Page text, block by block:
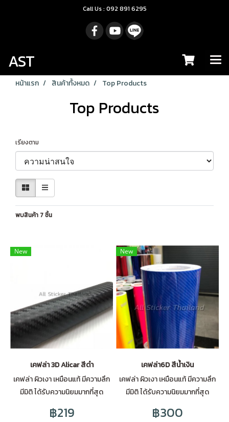
Call Us : 092 891 6295
AST
หน้าแรก สินค้าทั้งหมด Top Products
Top Products
เรียงตาม
พบสินค้า 7 ชิ้น
New
เคฟล่า 3D Alicar สีดำ
เคฟล่า ผิวเงา เหมือนแท้ มีความลึก
มีมิติ ได้รับความนิยมมากที่สุด
฿219
New
เคฟล่า6D สีน้ำเงิน
เคฟล่า ผิวเงา เหมือนแท้ มีความลึก
มีมิติ ได้รับความนิยมมากที่สุด
฿300